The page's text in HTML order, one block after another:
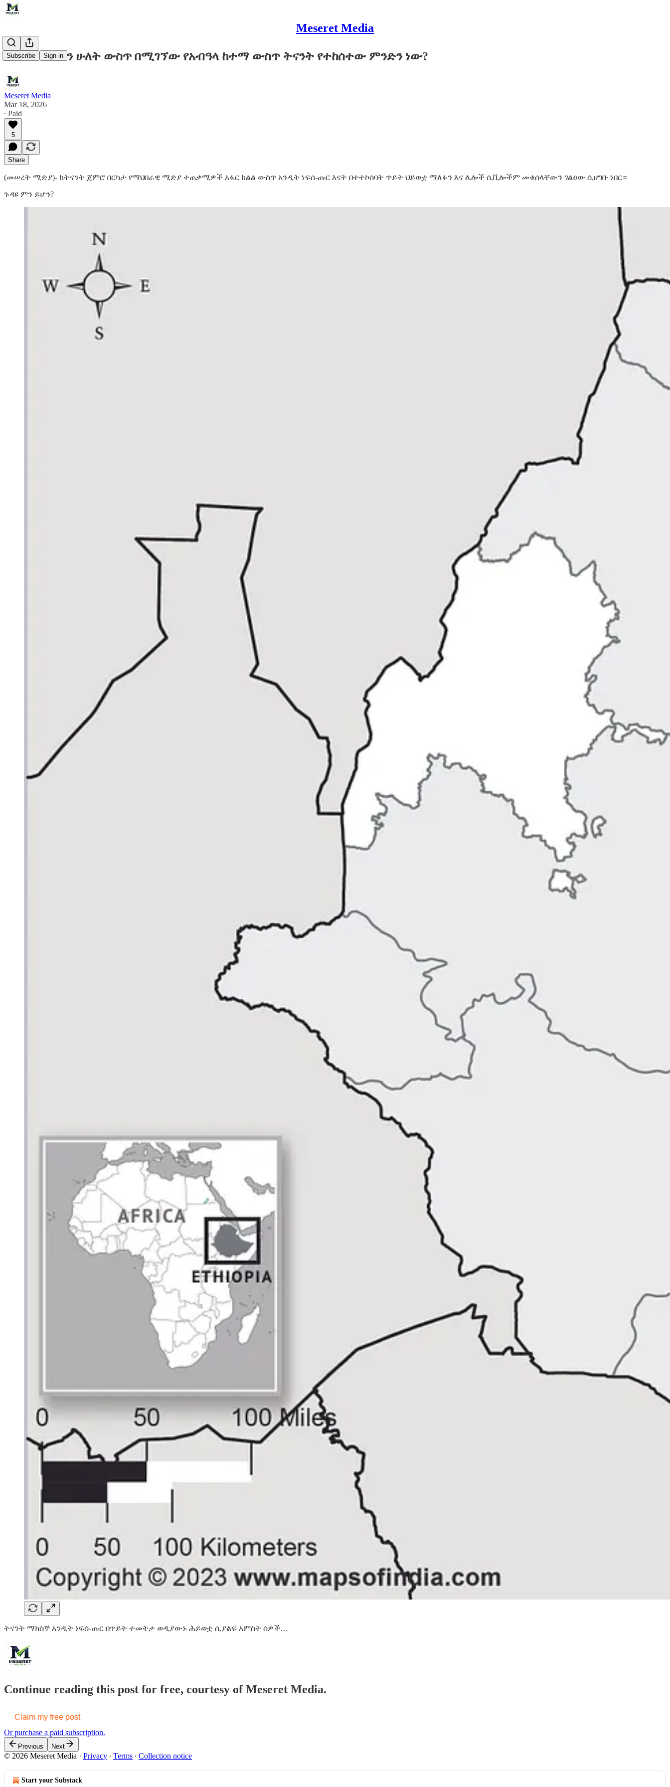
Meseret Media
Subscribe Sign in
በአፋር ክልል ዞን ሁለት ውስጥ በሚገኘው የአብዓላ ከተማ ውስጥ ትናንት የተከሰተው ምንድን ነው?
Meseret Media
Mar 18, 2026
∙ Paid
5
Share
(መሠረት ሚድያ)- ከትናንት ጀምሮ በርካታ የማህበራዊ ሚድያ ተጠቃሚዎች አፋር ክልል ውስጥ አንዲት ነፍሰ-ጡር እናት በተተኮሰባት ጥይት ህይወቷ ማለፉን እና ሌሎች ሲቪሎችም መቁሰላቸውን ገልፀው ሲዘግቡ ነበር።
ጉዳዩ ምን ይሆን?
ትናንት ማክሰኞ አንዲት ነፍሰ-ጡር በጥይት ተመትታ ወዲያውኑ ሕይወቷ ሲያልፍ አምስት ሰዎች…
Continue reading this post for free, courtesy of Meseret Media.
Claim my free post
Or purchase a paid subscription.
Previous Next
© 2026 Meseret Media · Privacy ∙ Terms ∙ Collection notice
Start your Substack